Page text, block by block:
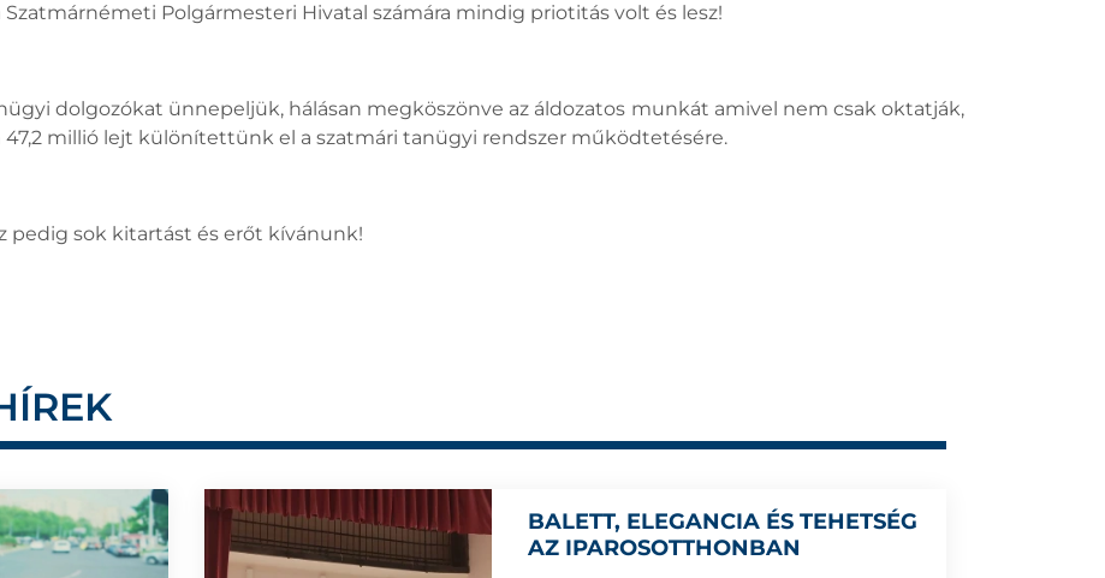
Polgármesteri Hivatal számára mindig priotitás volt és lesz!
dolgozókat ünnepeljük, hálásan megköszönve az áldozatos munkát amivel nem csak oktatják,
millió lejt különítettünk el a szatmári tanügyi rendszer működtetésére.
pedig sok kitartást és erőt kívánunk!
BALETT, ELEGANCIA ÉS TEHETSÉG
AZ IPAROSOTTHONBAN